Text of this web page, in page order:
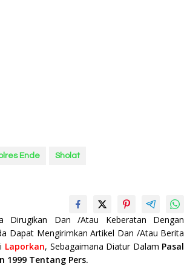
Ende Sholat
Dirugikan Dan /Atau Keberatan Dengan
Dapat Mengirimkan Artikel Dan /Atau Berita
Laporkan, Sebagaimana Diatur Dalam Pasal
1999 Tentang Pers.